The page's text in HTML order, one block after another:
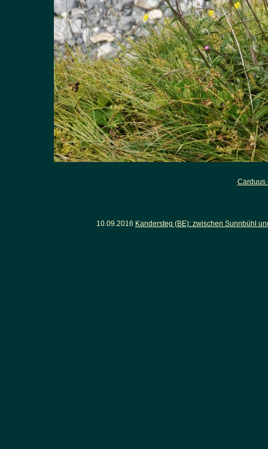
Carduus
10.09.2016 Kandersteg (BE): zwischen Sunnbühl